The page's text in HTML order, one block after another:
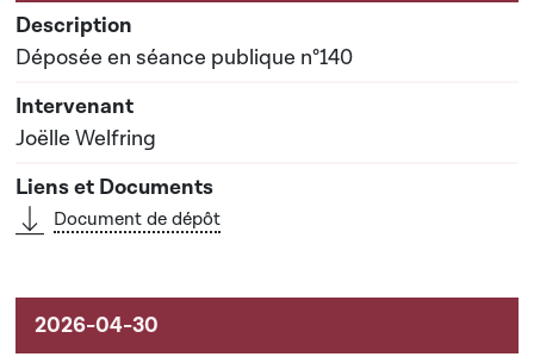
Déposée en séance publique n°140
Joëlle Welfring
Document de dépôt